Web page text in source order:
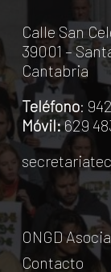
Calle San
39001 –
Cantabria
Teléfono:
Móvil:629
ONGD
Contacto